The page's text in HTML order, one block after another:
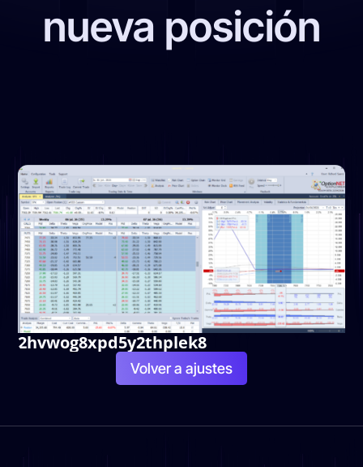
nueva posición
2hvwog8xpd5y2thplek8
Volver a ajustes